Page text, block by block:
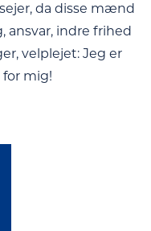
da disse mænd
indre frihed
velplejet: Jeg er
mig!